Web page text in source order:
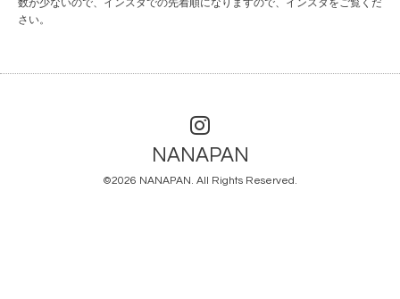
数が少ないので、インスタでの先着順になりますので、インスタをご覧くだ
さい。
NANAPAN
©2026 NANAPAN . All Rights Reserved.